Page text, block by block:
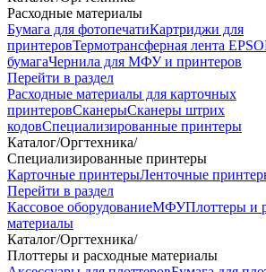
Расходные материалы
Бумага для фотопечатиКартриджи для
принтеровТермотрансферная лента
бумагаЧернила для МФУ и принтеров
Перейти в раздел
Расходные материалы для карточных
принтеровСканерыСканеры штрих
кодовСпециализированные принтеры
Каталог/Оргтехника/
Специализированные принтеры
Карточные принтерыЛенточные
Перейти в раздел
Кассовое оборудованиеМФУПлоттеры и
материалы
Каталог/Оргтехника/
Плоттеры и расходные материалы